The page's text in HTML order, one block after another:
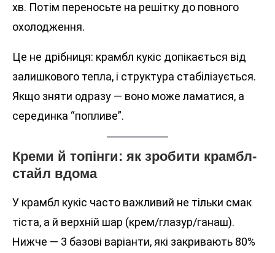
хв. Потім переносьте на решітку до повного
охолодження.
Це не дрібниця: крамбл кукіс допікається від
залишкового тепла, і структура стабілізується.
Якщо зняти одразу — воно може ламатися, а
серединка “попливе”.
Креми й топінги: як зробити крамбл-
стайл вдома
У крамбл кукіс часто важливий не тільки смак
тіста, а й верхній шар (крем/глазур/ганаш).
Нижче — 3 базові варіанти, які закривають 80%